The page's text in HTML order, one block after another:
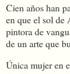
Cien años han
en que el sol de
pintora de
de un arte que
Única mujer en